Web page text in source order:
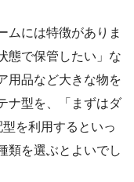
ムには特徴がありま
態で保管したい」な
用品など大きな物を
ナ型を、「まずはダ
を利用するといっ
類を選ぶとよいでし